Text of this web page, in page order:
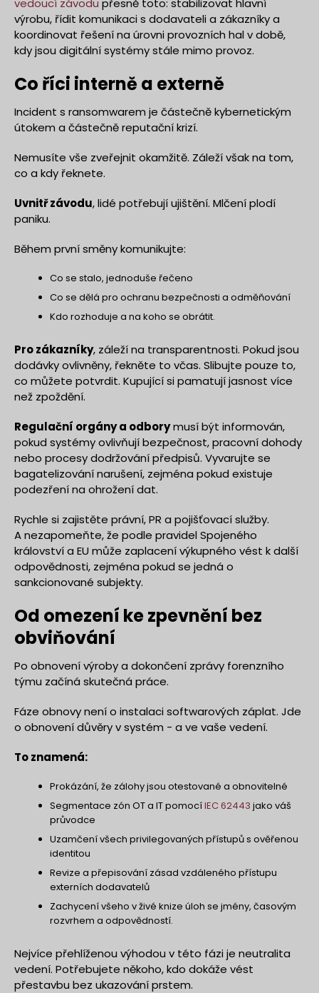
výrobu, řídit komunikaci s dodavateli a zákazníky a
koordinovat řešení na úrovni provozních hal v době,
kdy jsou digitální systémy stále mimo provoz.
Co říci interně a externě
Incident s ransomwarem je částečně kybernetickým
útokem a částečně reputační krizí.
Nemusíte vše zveřejnit okamžitě. Záleží však na tom,
co a kdy řeknete.
Uvnitř závodu, lidé potřebují ujištění. Mlčení plodí
paniku.
Během první směny komunikujte:
Co se stalo, jednoduše řečeno
Co se dělá pro ochranu bezpečnosti a odměňování
Kdo rozhoduje a na koho se obrátit.
Pro zákazníky, záleží na transparentnosti. Pokud jsou
dodávky ovlivněny, řekněte to včas. Slibujte pouze to,
co můžete potvrdit. Kupující si pamatují jasnost více
než zpoždění.
Regulační orgány a odborymusí být informován,
pokud systémy ovlivňují bezpečnost, pracovní dohody
nebo procesy dodržování předpisů. Vyvarujte se
bagatelizování narušení, zejména pokud existuje
podezření na ohrožení dat.
Rychle si zajistěte právní, PR a pojišťovací služby.
A nezapomeňte, že podle pravidel Spojeného
království a EU může zaplacení výkupného vést k další
odpovědnosti, zejména pokud se jedná o
sankcionované subjekty.
Od omezení ke zpevnění bez
obviňování
Po obnovení výroby a dokončení zprávy forenzního
týmu začíná skutečná práce.
Fáze obnovy není o instalaci softwarových záplat. Jde
o obnovení důvěry v systém - a ve vaše vedení.
To znamená:
Prokázání, že zálohy jsou otestované a obnovitelné
Segmentace zón OT a IT pomocíIEC 62443 jako váš
průvodce
Uzamčení všech privilegovaných přístupů s ověřenou
identitou
Revize a přepisování zásad vzdáleného přístupu
externích dodavatelů
Zachycení všeho v živé knize úloh se jmény, časovým
rozvrhem a odpovědností.
Nejvíce přehlíženou výhodou v této fázi je neutralita
vedení. Potřebujete někoho, kdo dokáže vést
přestavbu bez ukazování prstem.